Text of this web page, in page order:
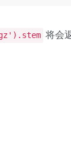
将会